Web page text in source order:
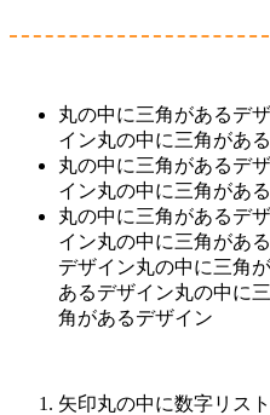
丸の中に三角があるデ
イン丸の中に三角があ
丸の中に三角があるデ
イン丸の中に三角があ
丸の中に三角があるデ
イン丸の中に三角があ
デザイン丸の中に三角
あるデザイン丸の中に
角があるデザイン
矢印丸の中に数字リス